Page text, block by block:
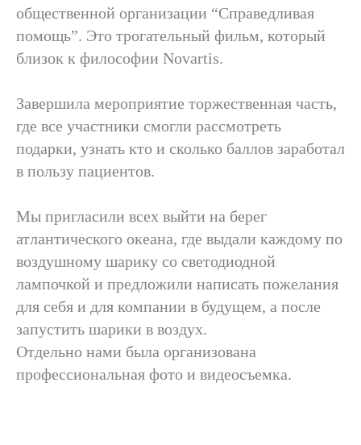
общественной организации “Справедливая
помощь”. Это трогательный фильм, который
близок к философии Novartis.
Завершила мероприятие торжественная часть,
где все участники смогли рассмотреть
подарки, узнать кто и сколько баллов заработал
в пользу пациентов.
Мы пригласили всех выйти на берег
атлантического океана, где выдали каждому по
воздушному шарику со светодиодной
лампочкой и предложили написать пожелания
для себя и для компании в будущем, а после
запустить шарики в воздух.
Отдельно нами была организована
профессиональная фото и видеосъемка.
Почта
Телефон
+7
Должность
Чем мы можем вам помочь
Стратегия